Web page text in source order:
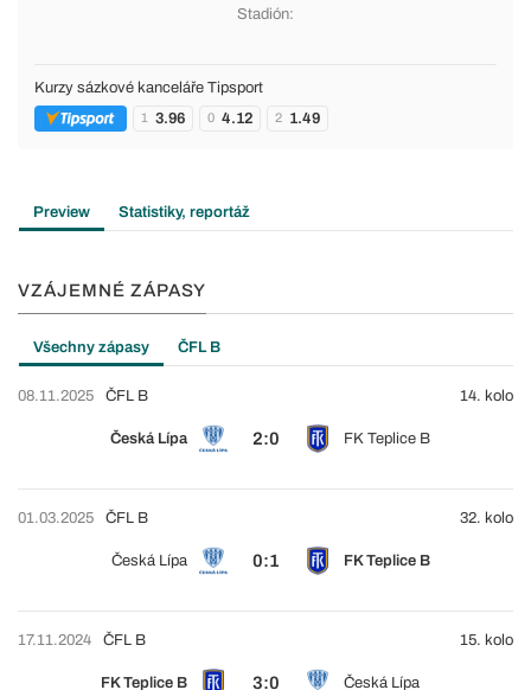
Stadión:
Kurzy sázkové kanceláře Tipsport
1 3.96 0 4.12 2 1.49
Preview Statistiky, reportáž
VZÁJEMNÉ ZÁPASY
Všechny zápasy ČFL B
08.11.2025
Česká Lípa 2:0 FK Teplice B
ČFL B 14. kolo
01.03.2025
Česká Lípa 0:1 FK Teplice B
ČFL B 32. kolo
17.11.2024
FK Teplice B 3:0 Česká Lípa
ČFL B 15. kolo